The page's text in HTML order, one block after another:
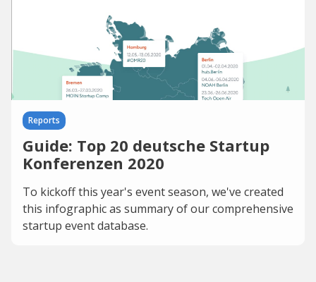
Reports
Guide: Top 20 deutsche Startup
Konferenzen 2020
To kickoff this year's event season, we've created
this infographic as summary of our comprehensive
startup event database.